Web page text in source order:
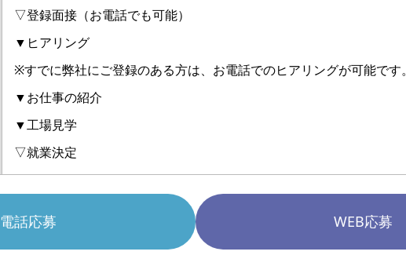
▽登録面接（お電話でも可能）
▼ヒアリング
※すでに弊社にご登録のある方は、お電話でのヒアリングが可能です。
▼お仕事の紹介
▼工場見学
▽就業決定
電話応募 WEB応募